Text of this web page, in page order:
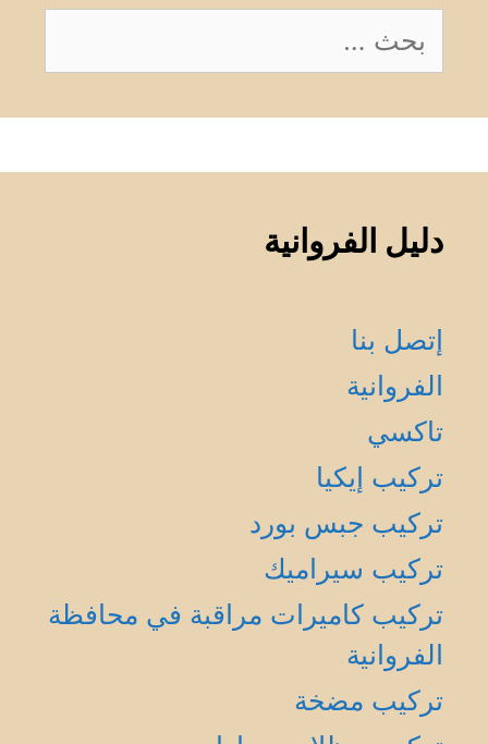
البحث
عن:
دليل الفروانية
إتصل بنا
الفروانية
تاكسي
تركيب إيكيا
تركيب جبس بورد
تركيب سيراميك
تركيب كاميرات مراقبة في محافظة
الفروانية
تركيب مضخة